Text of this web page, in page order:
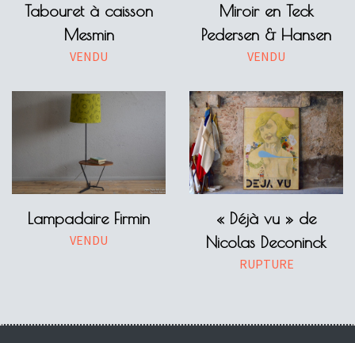
Tabouret à caisson
Mesmin
VENDU
Miroir en Teck
Pedersen & Hansen
VENDU
Lampadaire Firmin
VENDU
« Déjà vu » de
Nicolas Deconinck
RUPTURE